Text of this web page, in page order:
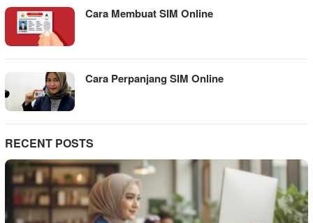
Cara Membuat SIM Online
Cara Perpanjang SIM Online
RECENT POSTS